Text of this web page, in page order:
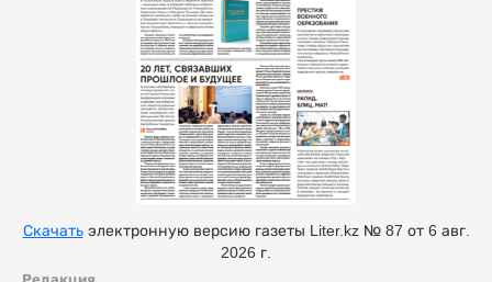
Скачатьэлектронную версию газеты Liter.kz № 87 от 6 авг.
2026 г.